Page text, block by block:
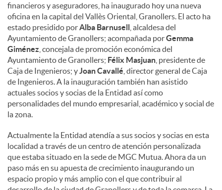
financieros y aseguradores, ha inaugurado hoy una nueva
oficina en la capital del Vallès Oriental, Granollers. El acto ha
estado presidido porAlba Barnusell
, alcaldesa del
Ayuntamiento de Granollers; acompañada porGemma
Giménez , concejala de promoción económica del
Ayuntamiento de Granollers; Félix Masjuan , presidente de
Caja de Ingenieros; yJoan Cavallé , director general de Caja
de Ingenieros. A la inauguración también han asistido
actuales socios y socias de la Entidad así como
personalidades del mundo empresarial, académico y social de
la zona.
Actualmente la Entidad atendía a sus socios y socias en esta
localidad a través de un centro de atención personalizada
que estaba situado en la sede de MGC Mutua. Ahora da un
paso más en su apuesta de crecimiento inaugurando un
espacio propio y más amplio con el que contribuir al